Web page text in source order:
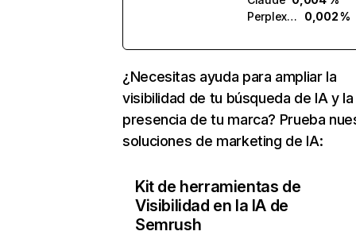
Perplexity
0,002 %
¿Necesitas ayuda para ampliar la
visibilidad de tu búsqueda de IA y la
presencia de tu marca? Prueba
soluciones de marketing de IA:
Kit de herramientas de
Visibilidad en la IA de
Semrush